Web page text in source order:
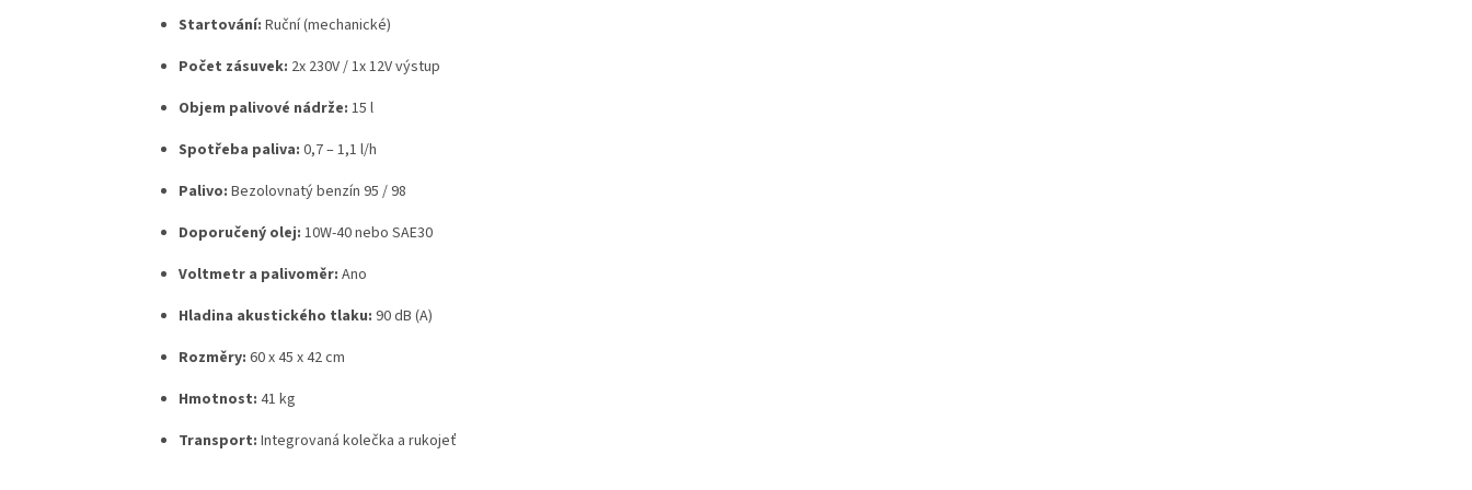
Startování: Ruční (mechanické)
Počet zásuvek: 2x 230V / 1x 12V výstup
Objem palivové nádrže: 15 l
Spotřeba paliva: 0,7 – 1,1 l/h
Palivo: Bezolovnatý benzín 95 / 98
Doporučený olej: 10W-40 nebo SAE30
Voltmetr a palivoměr: Ano
Hladina akustického tlaku: 90 dB (A)
Rozměry: 60 x 45 x 42 cm
Hmotnost: 41 kg
Transport: Integrovaná kolečka a rukojeť